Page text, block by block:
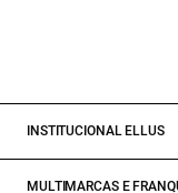
INSTITUCIONAL ELLUS
MULTIMARCAS E